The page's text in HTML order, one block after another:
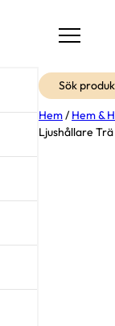
Sök
Hem / Hem &
Ljushållare Trä